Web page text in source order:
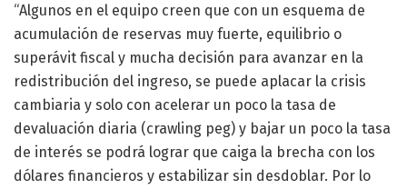
“Algunos en el equipo creen que con un esquema de
acumulación de reservas muy fuerte, equilibrio o
superávit fiscal y mucha decisión para avanzar en la
redistribución del ingreso, se puede aplacar la crisis
cambiaria y solo con acelerar un poco la tasa de
devaluación diaria (crawling peg) y bajar un poco la tasa
de interés se podrá lograr que caiga la brecha con los
dólares financieros y estabilizar sin desdoblar. Por lo